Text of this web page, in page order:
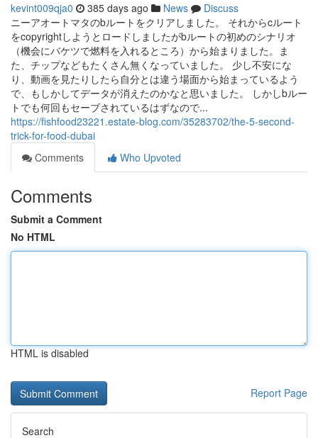
kevint009qja0 385 days ago News
Discuss
ニーアオートマタのbルートをクリアしました。 それからcルート
をcopyrightしようとロードしましたがbルートの初めのシナリオ
（機会にバケツで燃料を入れるところ）から始まりました。ま
た、チップなどもたくさん無くなっていました。 少し不安にな
り、動画を見たりしたら自分とは違う場面から始まっているよう
で、もしかしてデータが消えたのかなと思いました。 しかしbルー
トでも何回もセーブされているはずなので...
https://fishfood23221.estate-blog.com/35283702/the-5-second-
trick-for-food-dubai
Comments
Who Upvoted
Comments
Submit a Comment
No HTML
HTML is disabled
Report Page
Search